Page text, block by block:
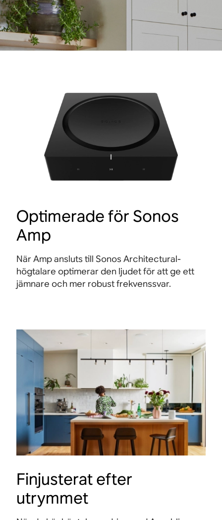
Optimerade för Sonos
Amp
När Amp ansluts till Sonos Architectural-
högtalare optimerar den ljudet för att ge ett
jämnare och mer robust frekvenssvar.
Finjusterat efter
utrymmet